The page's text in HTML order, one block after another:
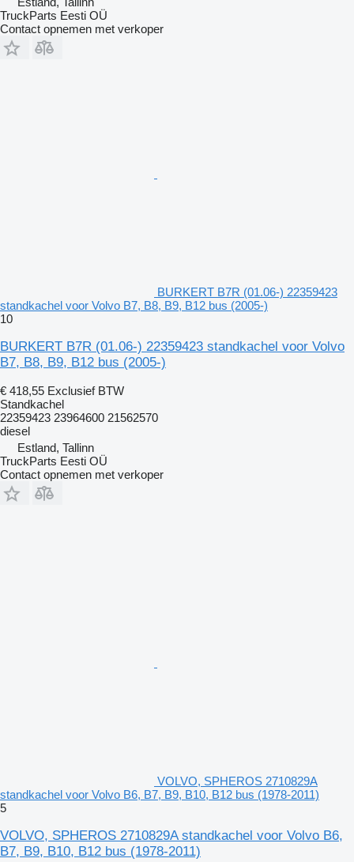
TruckParts Eesti OÜ
Contact opnemen met verkoper
BURKERT B7R (01.06-) 22359423
standkachel voor Volvo B7, B8, B9, B12 bus (2005-)
10
BURKERT B7R (01.06-) 22359423 standkachel voor Volvo
B7, B8, B9, B12 bus (2005-)
€ 418,55 Exclusief BTW
Standkachel
22359423 23964600 21562570
diesel
Estland, Tallinn
TruckParts Eesti OÜ
Contact opnemen met verkoper
VOLVO, SPHEROS 2710829A
standkachel voor Volvo B6, B7, B9, B10, B12 bus (1978-2011)
5
VOLVO, SPHEROS 2710829A standkachel voor Volvo B6,
B7, B9, B10, B12 bus (1978-2011)